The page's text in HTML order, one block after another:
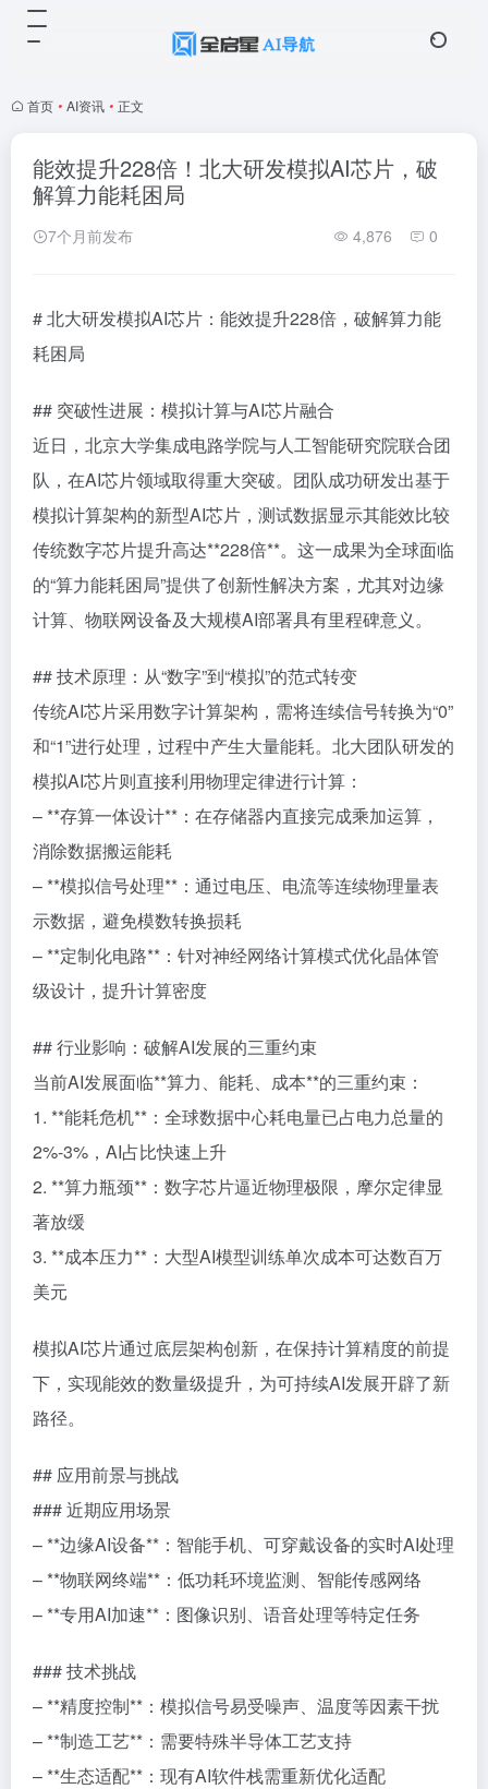
首页 • AI资讯 • 正文
能效提升228倍！北大研发模拟AI芯片，破
解算力能耗困局
7个月前发布 4,876 0
# 北大研发模拟AI芯片：能效提升228倍，破解算力能
耗困局
## 突破性进展：模拟计算与AI芯片融合
近日，北京大学集成电路学院与人工智能研究院联合团
队，在AI芯片领域取得重大突破。团队成功研发出基于
模拟计算架构的新型AI芯片，测试数据显示其能效比较
传统数字芯片提升高达**228倍**。这一成果为全球面临
的“算力能耗困局”提供了创新性解决方案，尤其对边缘
计算、物联网设备及大规模AI部署具有里程碑意义。
## 技术原理：从“数字”到“模拟”的范式转变
传统AI芯片采用数字计算架构，需将连续信号转换为“0”
和“1”进行处理，过程中产生大量能耗。北大团队研发的
模拟AI芯片则直接利用物理定律进行计算：
– **存算一体设计**：在存储器内直接完成乘加运算，
消除数据搬运能耗
– **模拟信号处理**：通过电压、电流等连续物理量表
示数据，避免模数转换损耗
– **定制化电路**：针对神经网络计算模式优化晶体管
级设计，提升计算密度
## 行业影响：破解AI发展的三重约束
当前AI发展面临**算力、能耗、成本**的三重约束：
1. **能耗危机**：全球数据中心耗电量已占电力总量的
2%-3%，AI占比快速上升
2. **算力瓶颈**：数字芯片逼近物理极限，摩尔定律显
著放缓
3. **成本压力**：大型AI模型训练单次成本可达数百万
美元
模拟AI芯片通过底层架构创新，在保持计算精度的前提
下，实现能效的数量级提升，为可持续AI发展开辟了新
路径。
## 应用前景与挑战
### 近期应用场景
– **边缘AI设备**：智能手机、可穿戴设备的实时AI处理
– **物联网终端**：低功耗环境监测、智能传感网络
– **专用AI加速**：图像识别、语音处理等特定任务
### 技术挑战
– **精度控制**：模拟信号易受噪声、温度等因素干扰
– **制造工艺**：需要特殊半导体工艺支持
– **生态适配**：现有AI软件栈需重新优化适配